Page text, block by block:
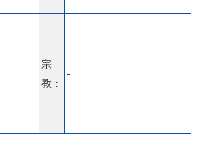
宗
教：
-